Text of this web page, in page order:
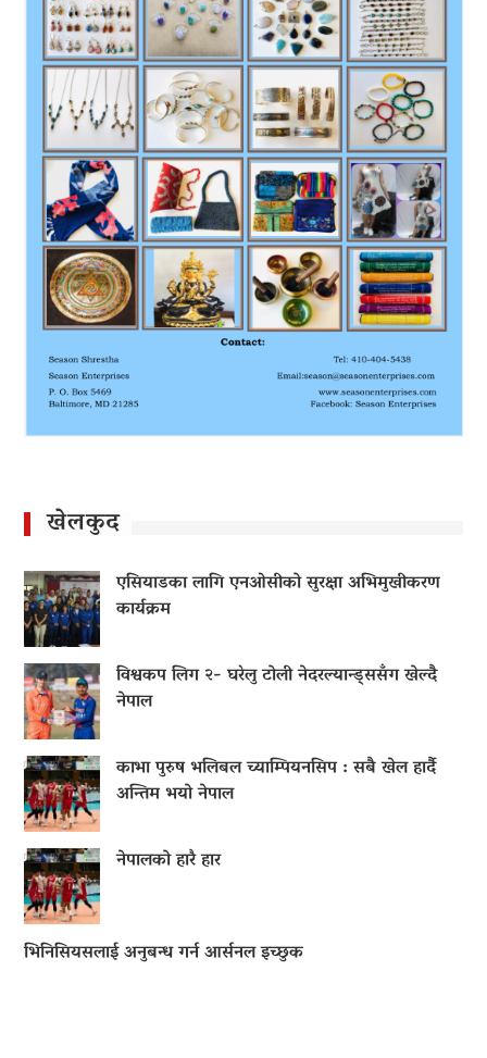
खेलकुद
एसियाडका लागि एनओसीको सुरक्षा अभिमुखीकरण
कार्यक्रम
विश्वकप लिग २- घरेलु टोली नेदरल्यान्ड्ससँग खेल्दै
नेपाल
काभा पुरुष भलिबल च्याम्पियनसिप : सबै खेल हार्दै
अन्तिम भयो नेपाल
नेपालको हारै हार
भिनिसियसलाई अनुबन्ध गर्न आर्सनल इच्छुक